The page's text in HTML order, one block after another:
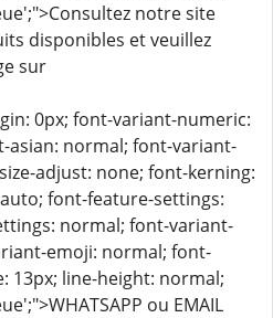
notre site
disponibles et veuillez
sur
0px; font-variant-numeric:
asian: normal; font-variant-
adjust: none; font-kerning:
font-feature-settings:
normal; font-variant-
emoji: normal; font-
13px; line-height: normal;
ou EMAIL